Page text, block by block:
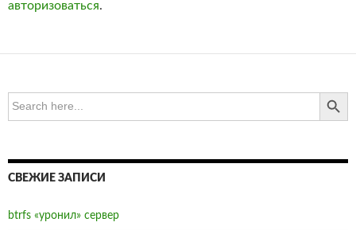
авторизоваться.
Search
for:
SEARCH
СВЕЖИЕ ЗАПИСИ
btrfs «уронил» сервер